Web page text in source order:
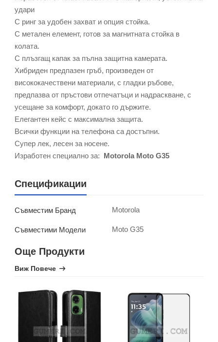
удари
С ринг за удобен захват и опция стойка.
С метален елемент, готов за магнитната стойка в
колата.
С плъзгащ капак за пълна защитна камерата.
Хибриден предпазен гръб, произведен от
висококачествени материали, с гладки ръбове,
предпазва от пръстови отпечатъци и надраскване, с
усещане за комфорт, докато го държите.
Елегантен кейс с максимална защита.
Всички функции на телефона са достъпни.
Супер лек, лесен за носене.
Изработен специално за: Motorola Moto G35
Спецификации
Съвместим Бранд Motorola
Съвместими Модели Moto G35
Още Продукти
Виж Повече